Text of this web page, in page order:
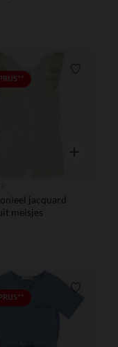
Snel
jacquard
meisjes